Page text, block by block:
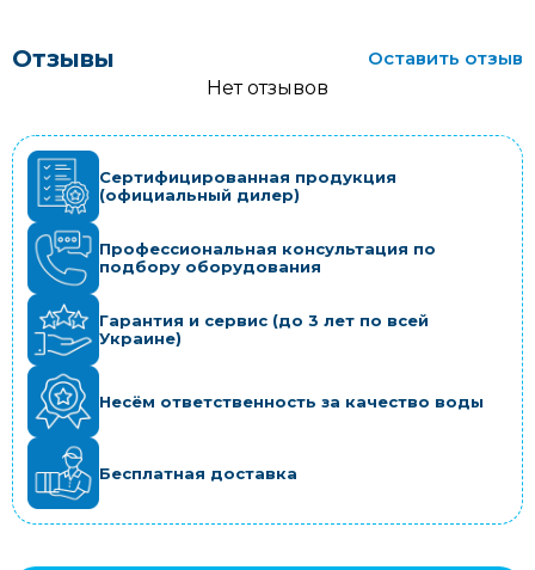
Отзывы
Оставить отзыв
Нет отзывов
Сертифицированная продукция
(официальный дилер)
Профессиональная консультация по
подбору оборудования
Гарантия и сервис (до 3 лет по всей
Украине)
Несём ответственность за качество воды
Бесплатная доставка